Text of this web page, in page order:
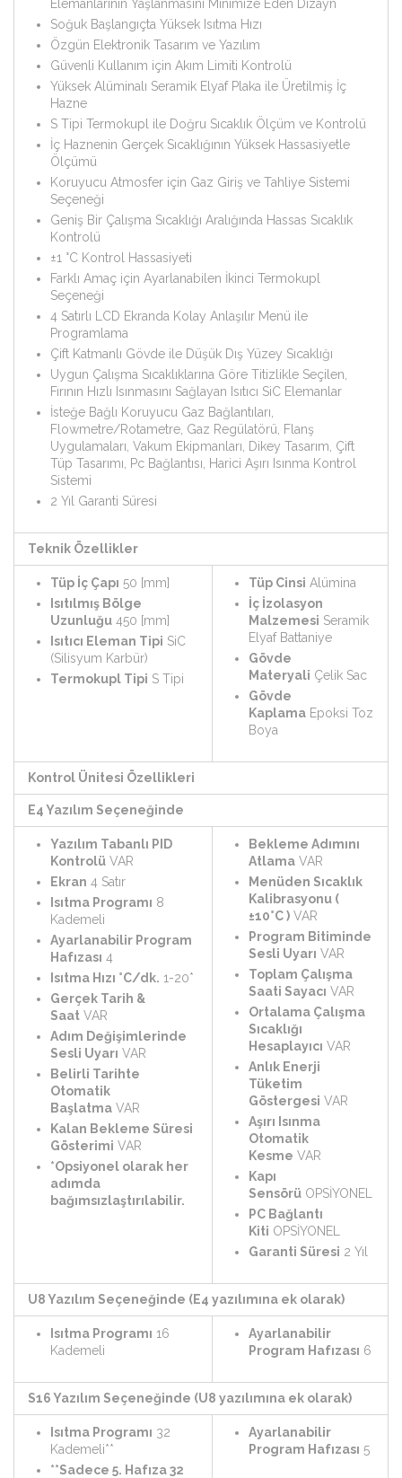
Elemanlarının Yaşlanmasını Minimize Eden Dizayn
Soğuk Başlangıçta Yüksek Isıtma Hızı
Özgün Elektronik Tasarım ve Yazılım
Güvenli Kullanım için Akım Limiti Kontrolü
Yüksek Alüminalı Seramik Elyaf Plaka ile Üretilmiş İç
Hazne
S Tipi Termokupl ile Doğru Sıcaklık Ölçüm ve Kontrolü
İç Haznenin Gerçek Sıcaklığının Yüksek Hassasiyetle
Ölçümü
Koruyucu Atmosfer için Gaz Giriş ve Tahliye Sistemi
Seçeneği
Geniş Bir Çalışma Sıcaklığı Aralığında Hassas Sıcaklık
Kontrolü
±1 °C Kontrol Hassasiyeti
Farklı Amaç için Ayarlanabilen İkinci Termokupl
Seçeneği
4 Satırlı LCD Ekranda Kolay Anlaşılır Menü ile
Programlama
Çift Katmanlı Gövde ile Düşük Dış Yüzey Sıcaklığı
Uygun Çalışma Sıcaklıklarına Göre Titizlikle Seçilen,
Fırının Hızlı Isınmasını Sağlayan Isıtıcı SiC Elemanlar
İsteğe Bağlı Koruyucu Gaz Bağlantıları,
Flowmetre/Rotametre, Gaz Regülatörü, Flanş
Uygulamaları, Vakum Ekipmanları, Dikey Tasarım, Çift
Tüp Tasarımı, Pc Bağlantısı, Harici Aşırı Isınma Kontrol
Sistemi
2 Yıl Garanti Süresi
Teknik Özellikler
Tüp İç Çapı 50 [mm]
Isıtılmış Bölge
Uzunluğu 450 [mm]
Isıtıcı Eleman Tipi SiC
(Silisyum Karbür)
Termokupl Tipi S Tipi
Tüp Cinsi Alümina
İç İzolasyon
Malzemesi Seramik
Elyaf Battaniye
Gövde
Materyali Çelik Sac
Gövde
Kaplama Epoksi Toz
Boya
Kontrol Ünitesi Özellikleri
E4 Yazılım Seçeneğinde
Yazılım Tabanlı PID
Kontrolü VAR
Ekran 4 Satır
Isıtma Programı 8
Kademeli
Ayarlanabilir Program
Hafızası 4
Isıtma Hızı °C/dk. 1-20*
Gerçek Tarih &
Saat VAR
Adım Değişimlerinde
Sesli Uyarı VAR
Belirli Tarihte
Otomatik
Başlatma VAR
Kalan Bekleme Süresi
Gösterimi VAR
*Opsiyonel olarak her
adımda
bağımsızlaştırılabilir.
Bekleme Adımını
Atlama VAR
Menüden Sıcaklık
Kalibrasyonu (
±10°C ) VAR
Program Bitiminde
Sesli Uyarı VAR
Toplam Çalışma
Saati Sayacı VAR
Ortalama Çalışma
Sıcaklığı
Hesaplayıcı VAR
Anlık Enerji
Tüketim
Göstergesi VAR
Aşırı Isınma
Otomatik
Kesme VAR
Kapı
Sensörü OPSİYONEL
PC Bağlantı
Kiti OPSİYONEL
Garanti Süresi 2 Yıl
U8 Yazılım Seçeneğinde (E4 yazılımına ek olarak)
Isıtma Programı 16
Kademeli
Ayarlanabilir
Program Hafızası 6
S16 Yazılım Seçeneğinde (U8 yazılımına ek olarak)
Isıtma Programı 32
Kademeli**
**Sadece 5. Hafıza 32
Ayarlanabilir
Program Hafızası 5